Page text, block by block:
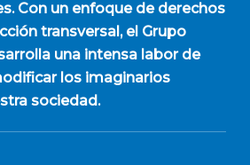
Con un enfoque de derechos
transversal, el Grupo
una intensa labor de
los imaginarios
sociedad.